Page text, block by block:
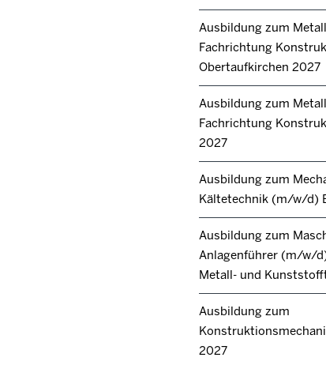
Ausbildung zum
Fachrichtung
Obertaufkirchen 2027
Ausbildung zum
Fachrichtung
2027
Ausbildung zum
Kältetechnik (m/w/d)
Ausbildung zum
Anlagenführer (m/w/
Metall- und
Ausbildung zum
2027